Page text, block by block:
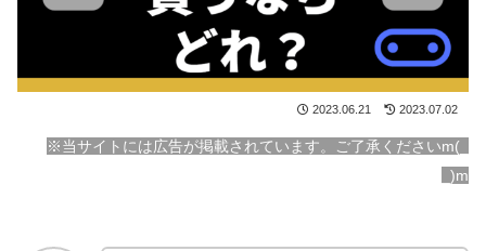
2023.06.21 2023.07.02
※当サイトには広告が掲載されています。ご了承くださいm(_
_)m